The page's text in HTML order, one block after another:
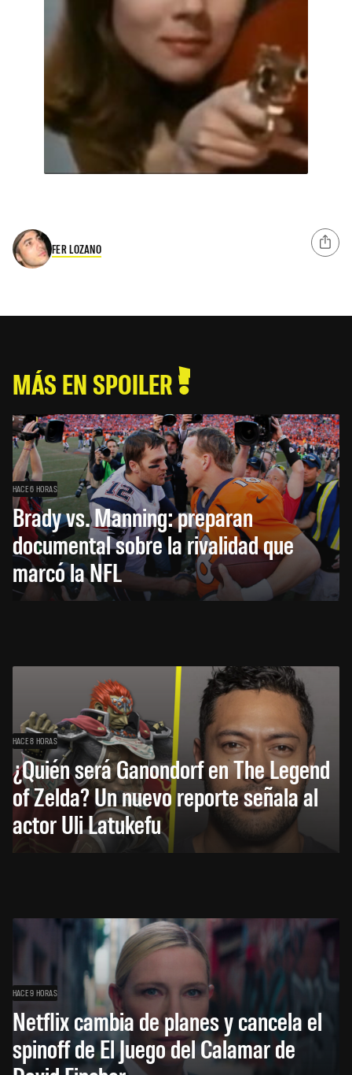
FER LOZANO
MÁS EN SPOILER
HACE 6 HORAS
Brady vs. Manning: preparan
documental sobre la rivalidad que
marcó la NFL
HACE 8 HORAS
¿Quién será Ganondorf en The Legend
of Zelda? Un nuevo reporte señala al
actor Uli Latukefu
HACE 9 HORAS
Netflix cambia de planes y cancela el
spinoff de El Juego del Calamar de